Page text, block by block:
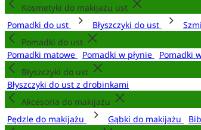
Kosmetyki do makijażu ust
Pomadki do ust
Błyszczyki do ust
Pomadki do ust
Pomadki matowe
Pomadki w płynie Pomadki
Błyszczyki do ust
Błyszczyki do ust z drobinkami
Akcesoria do makijażu
Pędzle do makijażu
Gąbki do makijażu